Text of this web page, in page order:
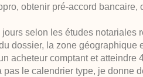
obtenir pré-accord bancaire,
selon les études notariales
dossier, la zone géographique
acheteur comptant et atteindre
le calendrier type, je donne